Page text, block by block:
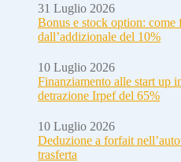
31 Luglio 2026
Bonus e stock option: come
dall’addizionale del 10%
10 Luglio 2026
Finanziamento alle start up
detrazione Irpef del 65%
10 Luglio 2026
Deduzione a forfait
trasferta